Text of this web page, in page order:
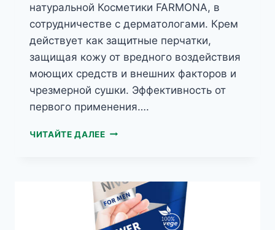
натуральной Косметики FARMONA, в
сотрудничестве с дерматологами. Крем
действует как защитные перчатки,
защищая кожу от вредного воздействия
моющих средств и внешних факторов и
чрезмерной сушки. Эффективность от
первого применения….
ЧИТАЙТЕ ДАЛЕЕNIVELAZIONE
ДЛЯ
РУК
HELP